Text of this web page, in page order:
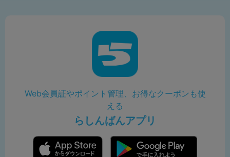
Web会員証やポイント管理、お得なクーポンも使
える
らしんばんアプリ